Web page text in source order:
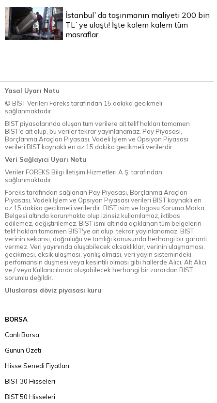
İstanbul`da taşınmanın maliyeti 200 bin
TL`ye ulaştı! İşte kalem kalem tüm
masraflar
Yasal Uyarı Notu
© BİST Verileri Foreks tarafından 15 dakika gecikmeli
sağlanmaktadır.
BIST piyasalarında oluşan tüm verilere ait telif hakları tamamen
BIST'e ait olup, bu veriler tekrar yayınlanamaz. Pay Piyasası,
Borçlanma Araçları Piyasası, Vadeli İşlem ve Opsiyon Piyasası
verileri BIST kaynaklı en az 15 dakika gecikmeli verilerdir.
Veri Sağlayıcı Uyarı Notu
Veriler FOREKS Bilgi İletişim Hizmetleri A.Ş. tarafından
sağlanmaktadır.
Foreks tarafından sağlanan Pay Piyasası, Borçlanma Araçları
Piyasası, Vadeli İşlem ve Opsiyon Piyasası verileri BIST kaynaklı en
az 15 dakika gecikmeli verilerdir. BIST isim ve logosu Koruma Marka
Belgesi altında korunmakta olup izinsiz kullanılamaz, iktibas
edilemez, değiştirilemez. BIST ismi altında açıklanan tüm belgelerin
telif hakları tamamen BIST'ye ait olup, tekrar yayınlanamaz. BIST,
verinin sekansı, doğruluğu ve tamlığı konusunda herhangi bir garanti
vermez. Veri yayınında oluşabilecek aksaklıklar, verinin ulaşmaması,
gecikmesi, eksik ulaşması, yanlış olması, veri yayın sistemindeki
perfomansın düşmesi veya kesintili olması gibi hallerde Alıcı, Alt Alıcı
ve / veya Kullanıcılarda oluşabilecek herhangi bir zarardan BIST
sorumlu değildir.
Uluslarası döviz piyasası kuru
BORSA
Canlı Borsa
Günün Özeti
Hisse Senedi Fiyatları
BIST 30 Hisseleri
BIST 50 Hisseleri